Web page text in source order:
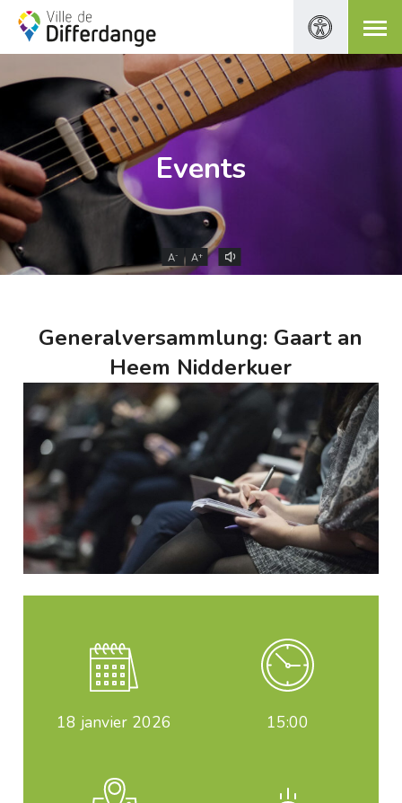
Events
A- A+
Generalversammlung: Gaart an
Heem Nidderkuer
18 janvier 2026 15:00